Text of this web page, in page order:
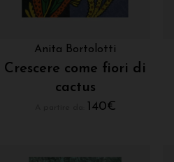
Anita Bortolotti
Crescere come fiori di
cactus
140€